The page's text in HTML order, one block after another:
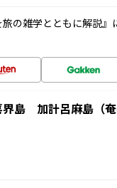
の雑学とともに解説』
島 加計呂麻島（